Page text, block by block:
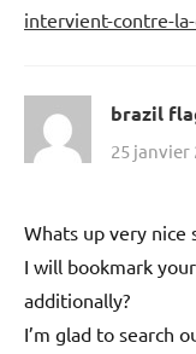
intervient-contre-
brazil
25 janvier
Whats up very nice
I will bookmark
additionally?
I’m glad to search